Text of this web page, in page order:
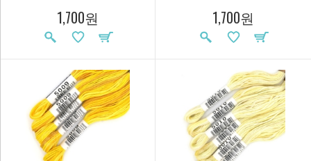
1,700원 1,700원